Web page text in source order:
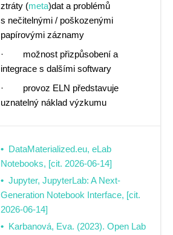
ztráty (meta)dat a problémů
s nečitelnými / poškozenými
papírovými záznamy
· možnost přizpůsobení a
integrace s dalšími softwary
· provoz ELN představuje
uznatelný náklad výzkumu
DataMaterialized.eu, eLab
Notebooks, [cit. 2026-06-14]
Jupyter, JupyterLab: A Next-
Generation Notebook Interface, [cit.
2026-06-14]
Karbanová, Eva. (2023). Open Lab